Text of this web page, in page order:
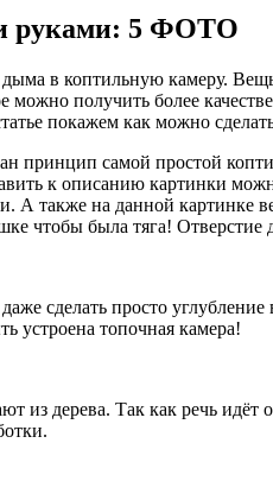
руками: 5 ФОТО
в коптильную камеру.
можно получить более
покажем как можно
принцип самой простой
к описанию картинки
А также на данной картинке
чтобы была тяга!
сделать просто
устроена топочная камера!
из дерева. Так как речь